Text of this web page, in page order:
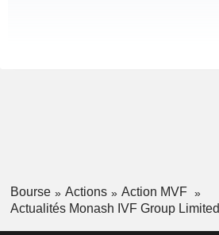
Bourse Actions
Action MVF
Actualités Monash IVF Group Limited